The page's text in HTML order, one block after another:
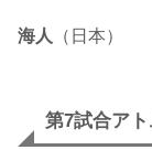
海人 （日本）
第7試合ア